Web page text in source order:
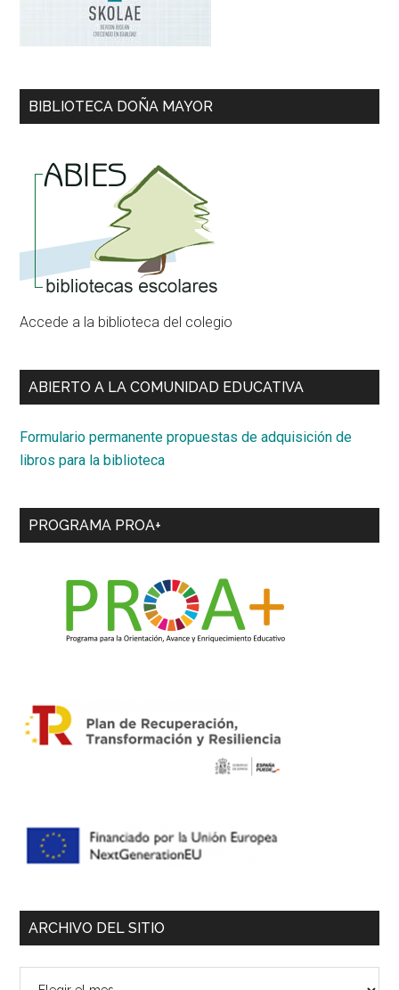
BIBLIOTECA DOÑA MAYOR
Accede a la biblioteca del colegio
ABIERTO A LA COMUNIDAD EDUCATIVA
Formulario permanente propuestas de adquisición de
libros para la biblioteca
PROGRAMA PROA+
ARCHIVO DEL SITIO